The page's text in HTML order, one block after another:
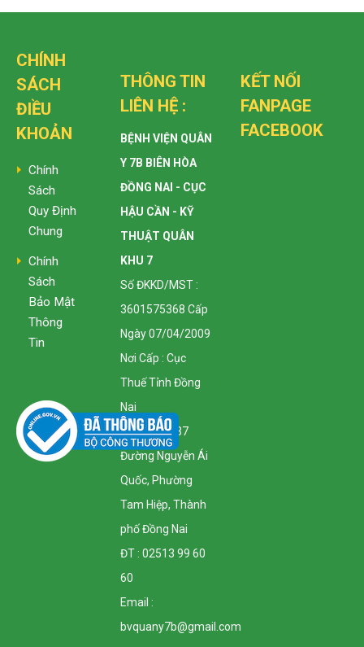
CHÍNH
SÁCH
ĐIỀU
KHOẢN
Chính
Sách
Quy Định
Chung
Chính
Sách
Bảo Mật
Thông
Tin
THÔNG TIN
LIÊN HỆ :
BỆNH VIỆN QUÂN
Y 7B BIÊN HÒA
ĐỒNG NAI - CỤC
HẬU CẦN - KỸ
THUẬT QUÂN
KHU 7
Số ĐKKD/MST :
3601575368 Cấp
Ngày 07/04/2009
Nơi Cấp : Cục
Thuế Tỉnh Đồng
Nai
Địa Chỉ : 1137
Đường Nguyễn Ái
Quốc, Phường
Tam Hiệp, Thành
phố Đồng Nai
ĐT : 02513 99 60
60
Email :
bvquany7b@gmail.com
KẾT NỐI
FANPAGE
FACEBOOK